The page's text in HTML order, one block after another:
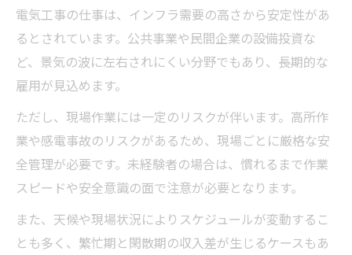
電気工事の仕事は、インフラ需要の高さから安定性があ
るとされています。公共事業や民間企業の設備投資な
ど、景気の波に左右されにくい分野でもあり、長期的な
雇用が見込めます。
ただし、現場作業には一定のリスクが伴います。高所作
業や感電事故のリスクがあるため、現場ごとに厳格な安
全管理が必要です。未経験者の場合は、慣れるまで作業
スピードや安全意識の面で注意が必要となります。
また、天候や現場状況によりスケジュールが変動するこ
とも多く、繁忙期と閑散期の収入差が生じるケースもあ